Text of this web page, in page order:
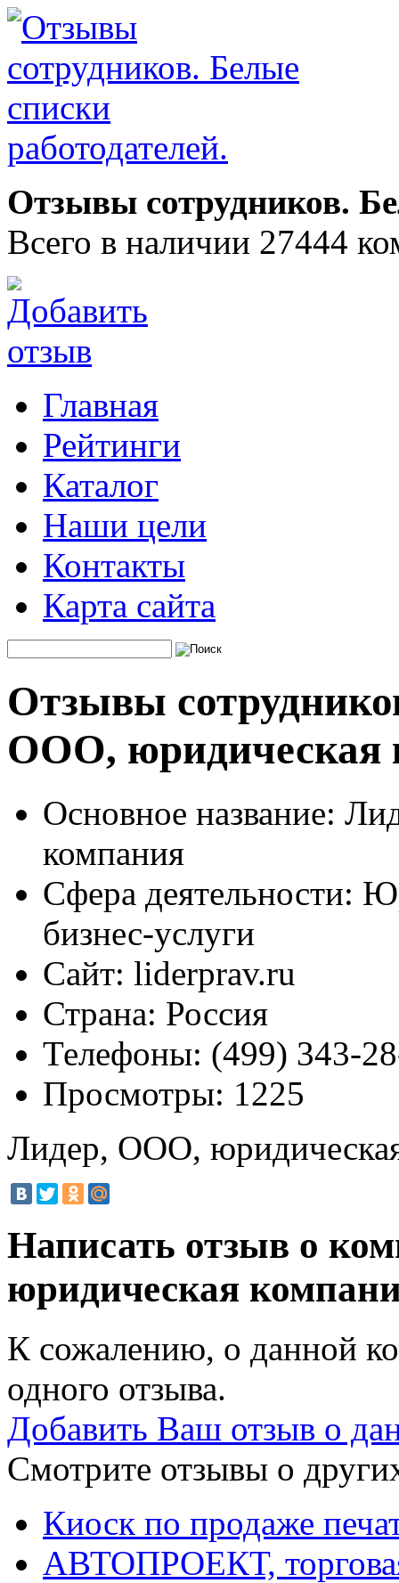
Отзывы сотрудников.
Всего в наличии 27444
Главная
Рейтинги
Каталог
Наши цели
Контакты
Карта сайта
Отзывы
ООО, юридическая
Основное название:
компания
Сфера деятельности:
бизнес-услуги
Сайт: liderprav.ru
Страна: Россия
Телефоны: (499) 343-
Просмотры: 1225
Лидер, ООО,
Написать отзыв о
юридическая
К сожалению, о данной
одного отзыва.
Добавить Ваш отзыв о
Смотрите отзывы о
Киоск по продаже
АВТОПРОЕКТ,